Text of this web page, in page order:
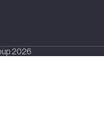
2026